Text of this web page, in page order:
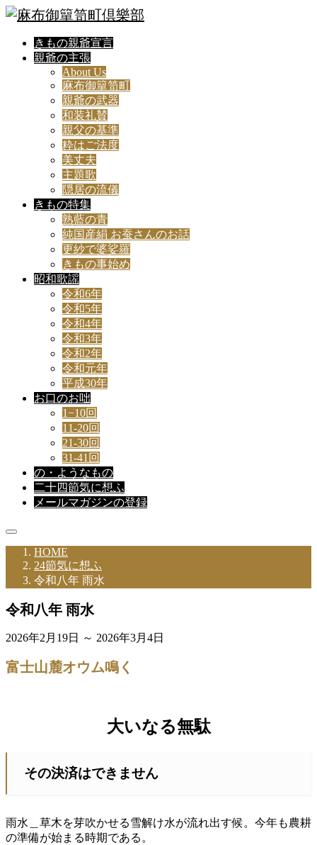
きもの親爺宣言
親爺の主張
About Us
麻布御簞笥町
親爺の武器
和装礼賛
親父の基準
粋はご法度
美丈夫
主題歌
隠居の流儀
きもの特集
熟藍の青
純国産絹 お蚕さんのお話
更紗で婆娑羅
きもの事始め
昭和歌謡
令和6年
令和5年
令和4年
令和3年
令和2年
令和元年
平成30年
お口のお咄
1−10回
11-20回
21-30回
31-41回
の・ようなもの
二十四節気に想ふ
メールマガジンの登録
HOME
24節気に想ふ
令和八年 雨水
令和八年 雨水
2026年2月19日 ～ 2026年3月4日
富士山麓オウム鳴く
大いなる無駄
その決済はできません
雨水＿草木を芽吹かせる雪解け水が流れ出す候。今年も農耕
の準備が始まる時期である。